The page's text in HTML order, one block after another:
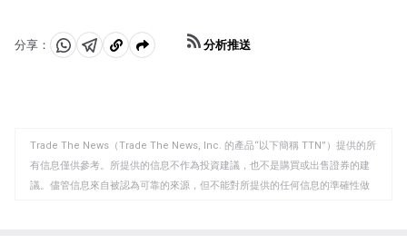
分享：
分 分 複
板
分析推送
Trade The News（Trade The News, Inc. 的產品“以下簡稱 TTN”）提供的所
有信息僅供參考。所提供的信息不作為投資建議，也不是購買或出售證券的建
議。儘管信息來自被認為可靠的來源，但不能對所提供的任何信息的準確性做